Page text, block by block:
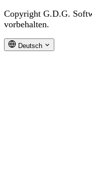
Copyright G.D.G.
vorbehalten.
Deutsch